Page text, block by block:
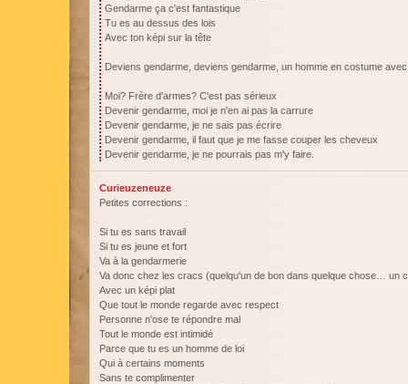
Gendarme ça c'est fantastique
Tu es au dessus des lois
Avec ton képi sur la tête
Deviens gendarme, deviens gendarme, un homme en costume
Moi? Frère d'armes? C'est pas sérieux
Devenir gendarme, moi je n'en ai pas la carrure
Devenir gendarme, je ne sais pas écrire
Devenir gendarme, il faut que je me fasse couper les cheveux
Devenir gendarme, je ne pourrais pas m'y faire.
Curieuzeneuze
Petites corrections :
Si tu es sans travail
Si tu es jeune et fort
Va à la gendarmerie
Va donc chez les cracs (quelqu'un de bon dans quelque chose… un
Avec un képi plat
Que tout le monde regarde avec respect
Personne n'ose te répondre mal
Tout le monde est intimidé
Parce que tu es un homme de loi
Qui à certains moments
Sans te complimenter